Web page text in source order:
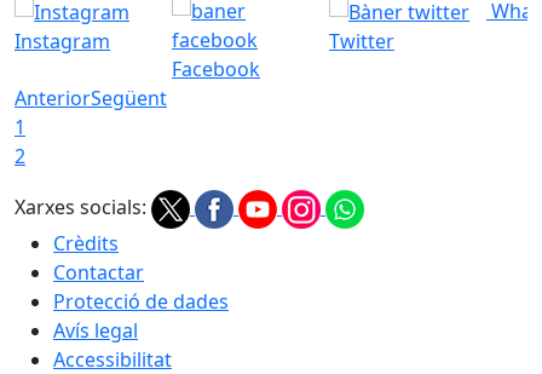
Instagram
Facebook
Twitter
AnteriorSegüent
1
2
Xarxes socials:
Crèdits
Contactar
Protecció de dades
Avís legal
Accessibilitat